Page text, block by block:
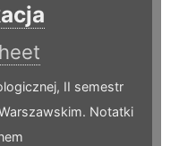
II semestr
Notatki